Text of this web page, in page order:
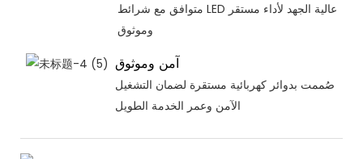
متوافق مع شرائط LED عالية الجهد لأداء مستقر
وموثوق
آمن وموثوق
صُممت بدوائر كهربائية مستقرة لضمان التشغيل
الآمن وعمر الخدمة الطويل